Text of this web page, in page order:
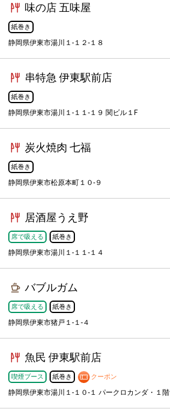
味の店 五味屋
紙巻き
静岡県伊東市湯川１-１２-１８
串特急 伊東駅前店
紙巻き
静岡県伊東市湯川１-１１-１９ 関ビル１F
炭火焼肉 七福
紙巻き
静岡県伊東市松原本町１０-９
居酒屋うえ野
席で吸える 紙巻き
静岡県伊東市湯川１-１１-１４
バブルガム
席で吸える 紙巻き
静岡県伊東市猪戸１-１-４
魚民 伊東駅前店
喫煙ブース 紙巻き クーポン
静岡県伊東市湯川１-１０-１ パークロカンダ・１階